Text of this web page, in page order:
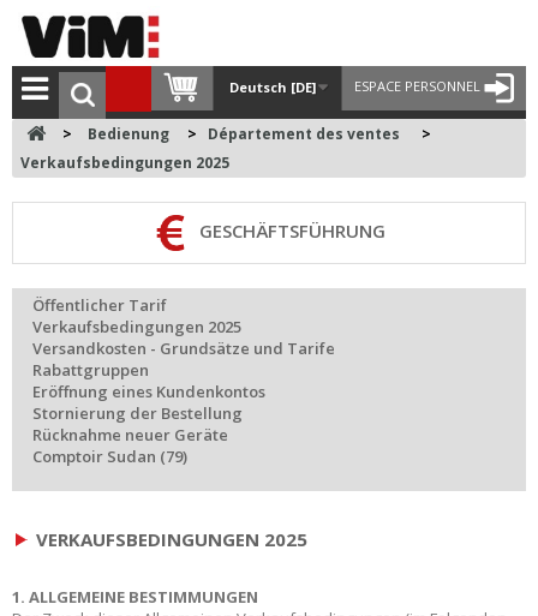
ESPACE PERSONNEL
Deutsch [DE]
> Bedienung > Département des ventes
>
Verkaufsbedingungen 2025
GESCHÄFTSFÜHRUNG
Öffentlicher Tarif
Verkaufsbedingungen 2025
Versandkosten - Grundsätze und Tarife
Rabattgruppen
Eröffnung eines Kundenkontos
Stornierung der Bestellung
Rücknahme neuer Geräte
Comptoir Sudan (79)
VERKAUFSBEDINGUNGEN 2025
1. ALLGEMEINE BESTIMMUNGEN